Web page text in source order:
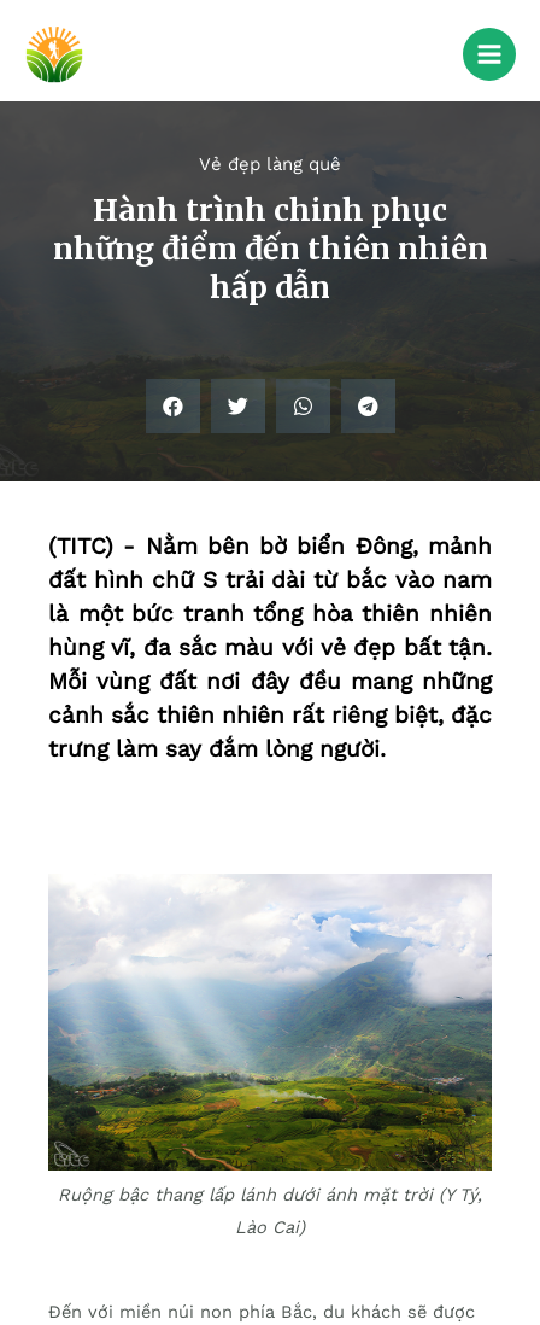
Vẻ đẹp làng quê
Hành trình chinh phục
những điểm đến thiên nhiên
hấp dẫn
(TITC) - Nằm bên bờ biển Đông, mảnh
đất hình chữ S trải dài từ bắc vào nam
là một bức tranh tổng hòa thiên nhiên
hùng vĩ, đa sắc màu với vẻ đẹp bất tận.
Mỗi vùng đất nơi đây đều mang những
cảnh sắc thiên nhiên rất riêng biệt, đặc
trưng làm say đắm lòng người.
Ruộng bậc thang lấp lánh dưới ánh mặt trời (Y Tý,
Lào Cai)
Đến với miền núi non phía Bắc, du khách sẽ được